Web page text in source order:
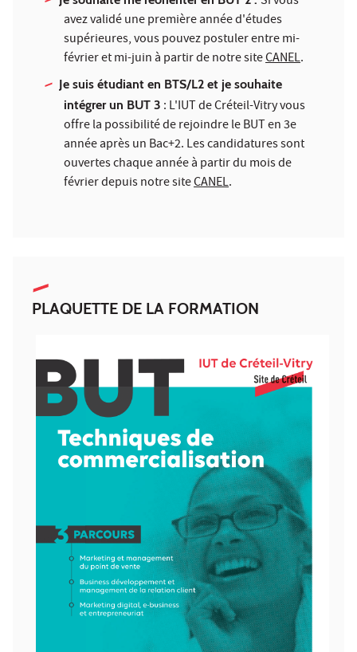
avez validé une première année d'études
supérieures, vous pouvez postuler entre mi-
février et mi-juin à partir de notre siteCANEL.
Je suis étudiant en BTS/L2 et je souhaite
intégrer un BUT 3 : L'IUT de Créteil-Vitry vous
offre la possibilité de rejoindre le BUT en 3e
année après un Bac+2. Les candidatures sont
ouvertes chaque année à partir du mois de
février depuis notre siteCANEL.
PLAQUETTE DE LA FORMATION